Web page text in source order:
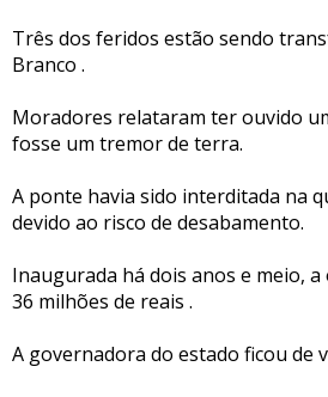
Três dos feridos estão sendo
Branco .
Moradores relataram ter ouvido
fosse um tremor de terra.
A ponte havia sido interditada na
devido ao risco de desabamento.
Inaugurada há dois anos e meio,
36 milhões de reais .
A governadora do estado ficou de